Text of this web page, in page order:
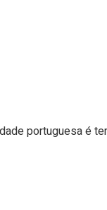
portuguesa é